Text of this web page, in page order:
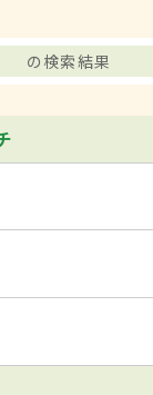
の検索結果